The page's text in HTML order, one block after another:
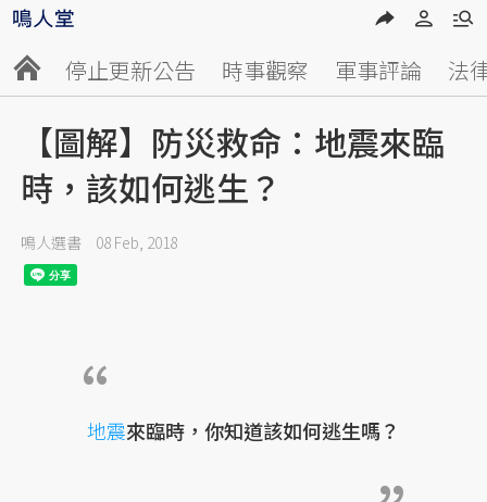
停止更新公告 時事觀察 軍事評論 法
【圖解】防災救命：地震來臨
時，該如何逃生？
鳴人選書 08 Feb, 2018
地震來臨時，你知道該如何逃生嗎？